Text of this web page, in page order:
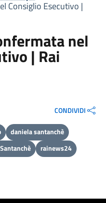
Consiglio Esecutivo |
nel
| Rai
CONDIVIDI
daniela santanchè
rainews24